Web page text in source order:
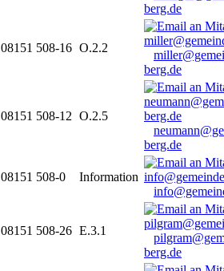
berg.de
08151 508-16 O.2.2
berg.de
08151 508-12 O.2.5
berg.de
08151 508-0
Information
08151 508-26 E.3.1
berg.de